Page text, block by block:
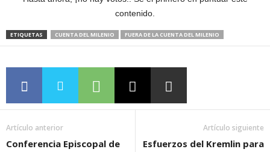
contenido.
ETIQUETAS CUENTA DEL MILENIO FUERA DE LA CUENTA DEL MILENIO
Artículo anterior
Conferencia Episcopal de
Artículo siguiente
Esfuerzos del Kremlin para